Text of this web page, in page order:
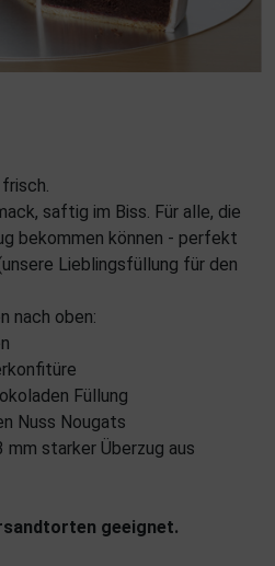
saftig im Biss. Für alle, die
bekommen können - perfekt
Lieblingsfüllung für den
nach oben:
Füllung
Nuss Nougats
starker Überzug aus
geeignet.